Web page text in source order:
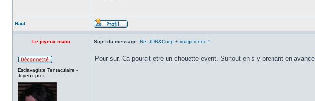
Haut
Le joyeux manu Sujet du message: Re: JDR&Coop + imagicienne ?
Esclavagiste Tentaculaire -
Joyeux prez
Pour sur. Ca pourait etre un chouette event. Surtout en s y prenant en avance